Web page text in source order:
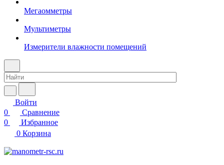
Мегаомметры
Мультиметры
Измерители влажности помещений
Войти
0
Сравнение
0
Избранное
0 Корзина